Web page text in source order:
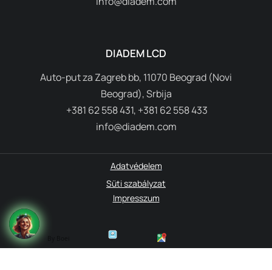
DIADEM LCD
Auto-put za Zagreb bb, 11070 Beograd (Novi
Beograd), Srbija
+381 62 558 431, +381 62 558 433
info@diadem.com
Adatvédelem
Süti szabályzat
Impresszum